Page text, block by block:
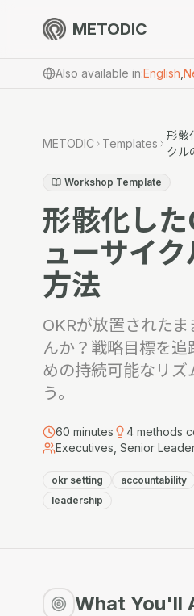
METODIC
When to use
About
EN
Also available in:English
METODIC Templates
形骸
クル
Workshop Template
形骸化し
ューサイ
方法
OKRが放置された
んか？戦略目標を追
めの持続可能なリズ
う。
60 minutes 4 methods
Executives, Senior
okr setting accountability
leadership
What You'll